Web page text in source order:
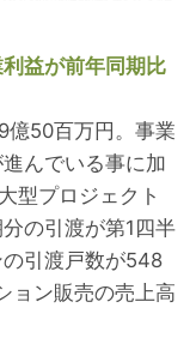
益が前年同期比
億50百万円。事業
んでいる事に加
型プロジェクト
の引渡が第1四半
引渡戸数が548
ョン販売の売上高